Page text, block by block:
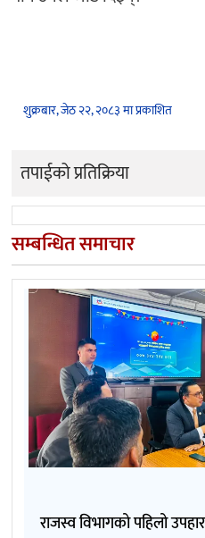
शुक्रबार, जेठ २२, २०८३ मा प्रकाशित
तपाईको प्रतिक्रिया
सम्बन्धित समाचार
राजस्व विभागको पहिलो